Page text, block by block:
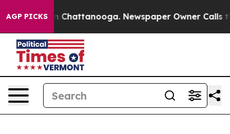
AGP PICKS
Chaos in Chattanooga. Newspaper Owner Calls the